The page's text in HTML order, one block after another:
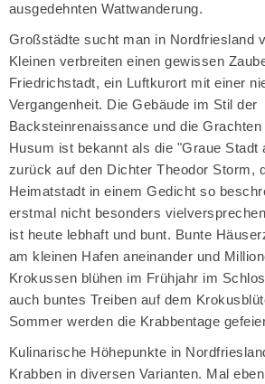
ausgedehnten Wattwanderung.
Großstädte sucht man in Nordfriesland
Kleinen verbreiten einen gewissen
Friedrichstadt, ein Luftkurort mit einer
Vergangenheit. Die Gebäude im Stil der
Backsteinrenaissance und die Grachten
Husum ist bekannt als die "Graue Stadt
zurück auf den Dichter Theodor Storm,
Heimatstadt in einem Gedicht so
erstmal nicht besonders
ist heute lebhaft und bunt. Bunte
am kleinen Hafen aneinander und
Krokussen blühen im Frühjahr im
auch buntes Treiben auf dem
Sommer werden die Krabbentage
Kulinarische Höhepunkte in
Krabben in diversen Varianten. Mal